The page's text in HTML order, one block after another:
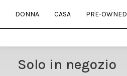
DONNA CASA PRE-OWNED
Solo in negozio